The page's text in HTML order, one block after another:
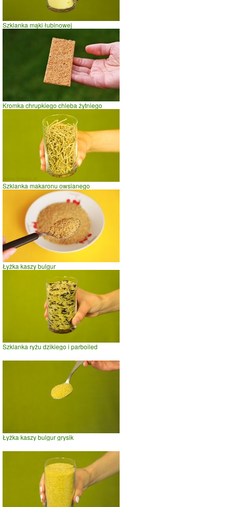
Szklanka mąki łubinowej
Kromka chrupkiego chleba żytniego
Szklanka makaronu owsianego
Łyżka kaszy bulgur
Szklanka ryżu dzikiego i parboiled
Łyżka kaszy bulgur grysik